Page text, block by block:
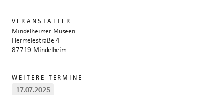
VERANSTALTER
Mindelheimer Museen
Hermelestraße 4
87719 Mindelheim
WEITERE TERMINE
17.07.2025